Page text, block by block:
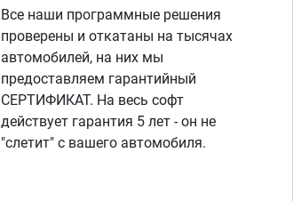
Все наши программные решения
проверены и откатаны на тысячах
автомобилей, на них мы
предоставляем гарантийный
СЕРТИФИКАТ. На весь софт
действует гарантия 5 лет - он не
"слетит" с вашего автомобиля.